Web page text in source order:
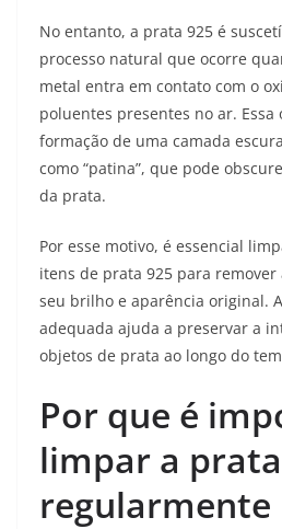
No entanto, a prata 925 é
processo natural que ocorre
metal entra em contato com o
poluentes presentes no ar. Essa
formação de uma camada
como “patina”, que pode
da prata.
Por esse motivo, é essencial
itens de prata 925 para
seu brilho e aparência original.
adequada ajuda a preservar a
objetos de prata ao longo do
Por que é
limpar a
regularmente